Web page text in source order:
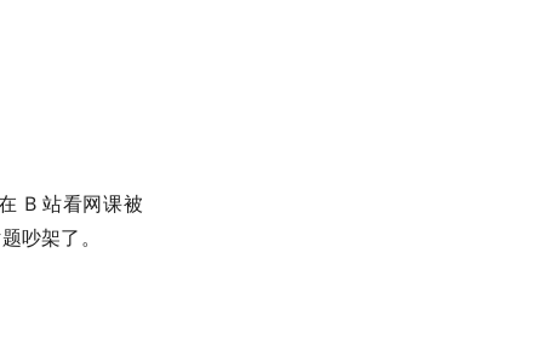
B 站看网课被
吵架了。